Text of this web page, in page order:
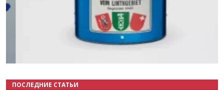
ПОСЛЕДНИЕ СТАТЬИ